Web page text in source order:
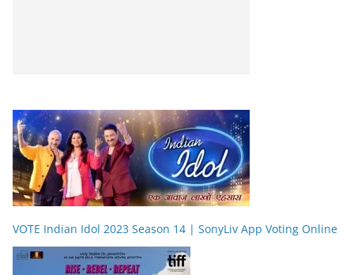
VOTE Indian Idol 2023 Season 14 | SonyLiv App Voting Online